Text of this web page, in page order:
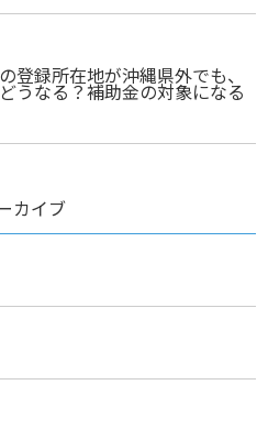
登録所在地が沖縄県外でも、
うなる？補助金の対象になる
カイブ